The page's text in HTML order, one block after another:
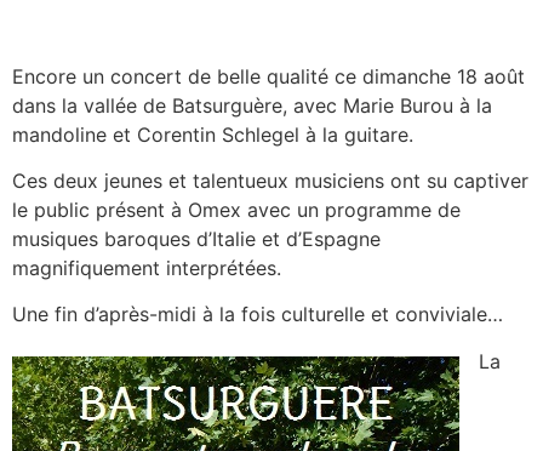
Encore un concert de belle qualité ce dimanche 18 août
dans la vallée de Batsurguère, avec Marie Burou à la
mandoline et Corentin Schlegel à la guitare.
Ces deux jeunes et talentueux musiciens ont su captiver
le public présent à Omex avec un programme de
musiques baroques d’Italie et d’Espagne
magnifiquement interprétées.
Une fin d’après-midi à la fois culturelle et conviviale…
La